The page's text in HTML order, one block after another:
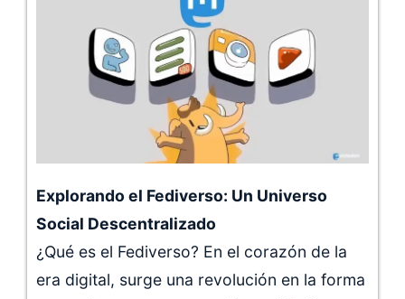
Explorando el Fediverso: Un Universo
Social Descentralizado
¿Qué es el Fediverso? En el corazón de la
era digital, surge una revolución en la forma